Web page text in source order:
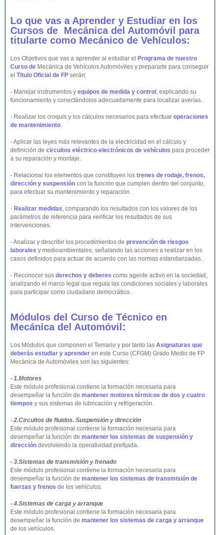
Lo que vas a Aprender y Estudiar en los
Cursos de Mecánica del Automóvil
para
titularte como Mecánico de Vehículos:
Los Objetivos que vas a aprender al estudiar el
Programa de nuestro
Curso de Mecánica de Vehículos Automóviles y prepararte para conseguir
el Titulo Oficial de FP serán:
- Manejar instrumentos y equipos de medida y control , explicando su
funcionamiento y conectándolos adecuadamente para localizar averías.
- Realizar los croquis y los cálculos necesarios para efectuar operaciones
de mantenimiento.
- Aplicar las leyes más relevantes de la electricidad en el cálculo y
definición de circuitos eléctrico-electrónicos de vehículos para proceder
a su reparación y montaje.
- Relacionar los elementos que constituyen los trenes de rodaje, frenos,
dirección y suspensión con la función que cumplen dentro del conjunto,
para efectuar su mantenimiento y reparación.
- Realizar medidas, comparando los resultados con los valores de los
parámetros de referencia para verificar los resultados de sus
intervenciones.
- Analizar y describir los procedimientos de prevención de riesgos
laborales y medioambientales, señalando las acciones a realizar en los
casos definidos para actuar de acuerdo con las normas estandarizadas.
- Reconocer sus derechos y deberes como agente activo en la sociedad,
analizando el marco legal que regula las condiciones sociales y laborales
para participar como ciudadano democrático.
Módulos del Curso de Técnico en
Mecánica del Automóvil:
Los Módulos que componen el Temario y por tanto las Asignaturas que
deberás estudiar y aprender en este Curso (CFGM) Grado Medio de FP
Mecánica de Automóviles son las siguientes:
- 1.Motores
Este módulo profesional contiene la formación necesaria para
desempeñar la función de mantener motores térmicos de dos y cuatro
tiempos y sus sistemas de lubricación y refrigeración.
- 2.Circuitos de fluidos. Suspensión y dirección
Este módulo profesional contiene la formación necesaria para
desempeñar la función de mantener los sistemas de suspensión y
dirección devolviendo la operatividad prefijada.
- 3.Sistemas de transmisión y frenado
Este módulo profesional contiene la formación necesaria para
desempeñar la función de mantener los sistemas de transmisión de
fuerzas y frenos de los vehículos.
- 4.Sistemas de carga y arranque
Este módulo profesional contiene la formación necesaria para
desempeñar la función de mantener los sistemas de carga y arranque
de los vehículos.